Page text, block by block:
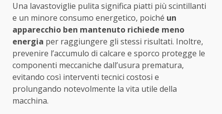
Una lavastoviglie pulita significa piatti più scintillanti
e un minore consumo energetico, poiché un
apparecchio ben mantenuto richiede meno
energia per raggiungere gli stessi risultati. Inoltre,
prevenire l’accumulo di calcare e sporco protegge le
componenti meccaniche dall’usura prematura,
evitando così interventi tecnici costosi e
prolungando notevolmente la vita utile della
macchina.